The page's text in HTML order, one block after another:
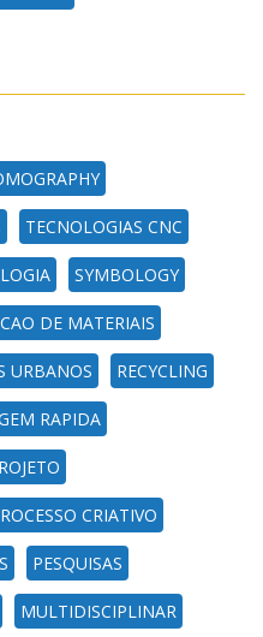
TECNOLOGIAS CNC
SYMBOLOGY
DE MATERIAIS
URBANOS RECYCLING
RAPIDA
CRIATIVO
PESQUISAS
MULTIDISCIPLINAR